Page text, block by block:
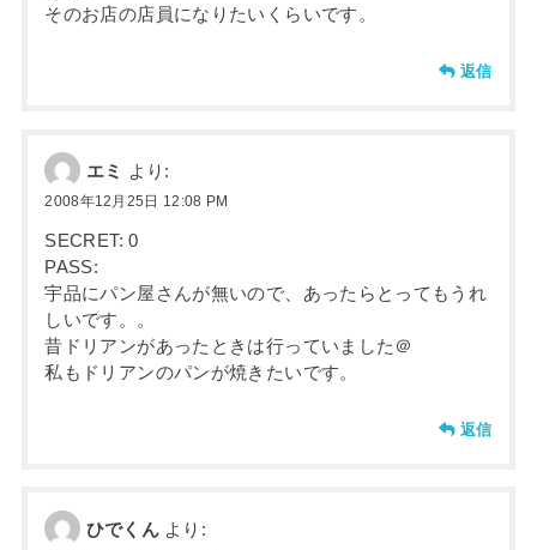
そのお店の店員になりたいくらいです。
返信
エミ より:
2008年12月25日 12:08 PM
SECRET: 0
PASS:
宇品にパン屋さんが無いので、あったらとってもうれ
しいです。。
昔ドリアンがあったときは行っていました＠
私もドリアンのパンが焼きたいです。
返信
ひでくん より: